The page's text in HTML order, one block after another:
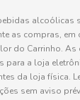
alcoólicas
as compras, em
do Carrinho. As
para a loja
da loja física.
sem aviso